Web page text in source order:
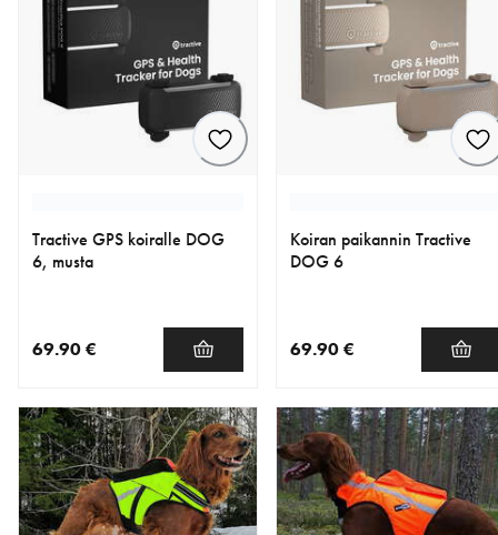
Tractive GPS koiralle DOG
6, musta
69.90 €
Koiran paikannin Tractive
DOG 6
69.90 €